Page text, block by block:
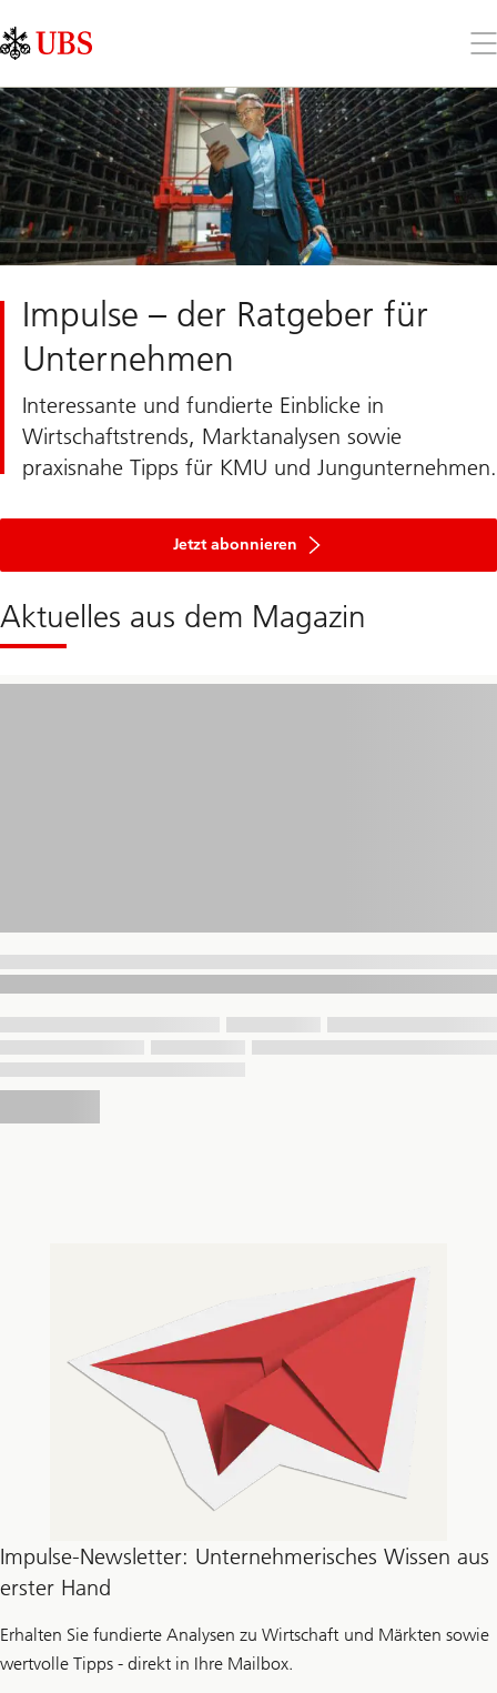
Links
Area
Sie
Impulse – der Ratgeber für
Unternehmen
Interessante und fundierte Einblicke in
Wirtschaftstrends, Marktanalysen sowie
praxisnahe Tipps für KMU und Jungunternehmen.
Jetzt abonnieren
Aktuelles aus dem Magazin
Impulse-Newsletter: Unternehmerisches Wissen aus
erster Hand
Erhalten Sie fundierte Analysen zu Wirtschaft und Märkten sowie
wertvolle Tipps - direkt in Ihre Mailbox.